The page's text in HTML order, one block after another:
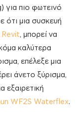
για πιο φωτεινό
ότι μια συσκευή
Revit, μπορεί να
καλύτερα
επέλεξε μια
άνετο ξύρισμα,
εξαιρετική
WF2S Waterflex.